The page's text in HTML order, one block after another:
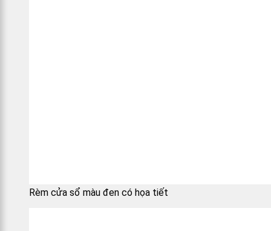
Rèm cửa sổ màu đen có họa tiết